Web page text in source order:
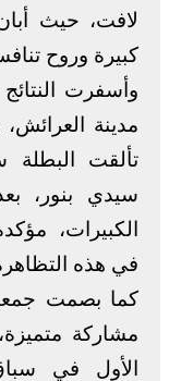
لافت، حيث
كبيرة وروح
وأسفرت
مدينة العرائش،
تألقت البطلة
سيدي بنور،
الكبيرات،
في هذه
كما بصمت
مشاركة
الأول في